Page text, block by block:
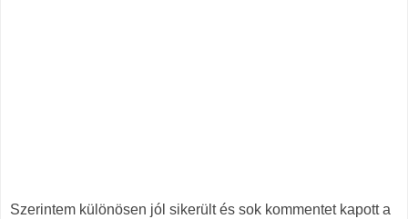
Szerintem különösen jól sikerült és sok kommentet kapott a